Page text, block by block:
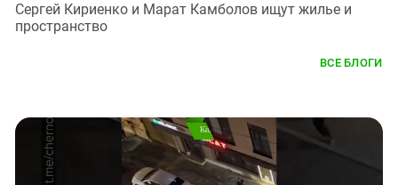
Сергей Кириенко и Марат Камболов ищут жилье и
пространство
ВСЕ БЛОГИ